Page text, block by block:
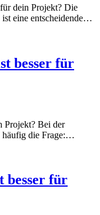
dein Projekt? Die
eine entscheidende…
besser für
Projekt? Bei der
häufig die Frage:…
besser für